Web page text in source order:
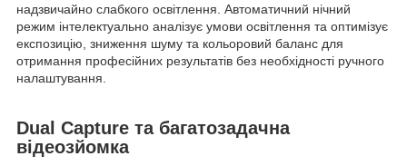
надзвичайно слабкого освітлення. Автоматичний нічний
режим інтелектуально аналізує умови освітлення та оптимізує
експозицію, зниження шуму та кольоровий баланс для
отримання професійних результатів без необхідності ручного
налаштування.
Dual Capture та багатозадачна
відеозйомка